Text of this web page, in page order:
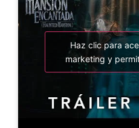
Haz clic para
marketing y